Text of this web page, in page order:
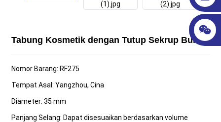
Tabung Kosmetik dengan Tutup Sekrup Bulat
Nomor Barang: RF275
Tempat Asal: Yangzhou, Cina
Diameter: 35 mm
Panjang Selang: Dapat disesuaikan berdasarkan volume